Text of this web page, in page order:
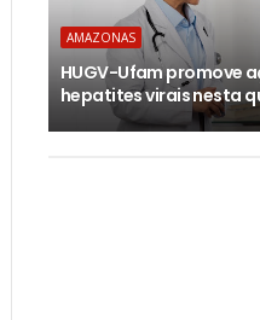
AMAZONAS
HUGV-Ufam promove
hepatites virais nesta